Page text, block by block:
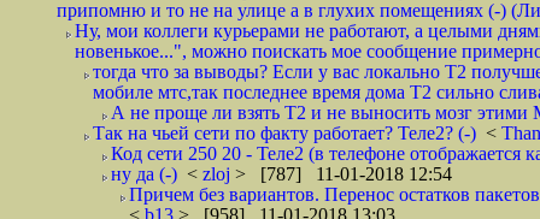
припомню и то не на улице а в глухих помещениях (-)
Ну, мои коллеги курьерами не работают, а целыми
новенькое...", можно поискать мое сообщение
тогда что за выводы? Если у вас локально Т2
мобиле мтс,так последнее время дома Т2 сильно
А не проще ли взять Т2 и не выносить мозг
Так на чьей сети по факту работает? Теле2? (-) <
Код сети 250 20 - Теле2 (в телефоне отображается
ну да (-) < zloj > [787] 11-01-2018 12:54
Причем без вариантов. Перенос остатков
< b13 > [958] 11-01-2018 13:03